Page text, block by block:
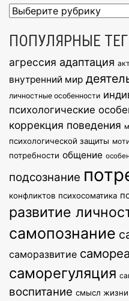
Рубрики
ПОПУЛЯРНЫЕ
агрессия адаптация
внутренний мир
личностные особенности
психологические
коррекция поведения
психологической защиты
потребности общение
подсознание
конфликтов психосоматика
развитие
самопознание
саморазвитие
саморегуляция
воспитание смысл жизни